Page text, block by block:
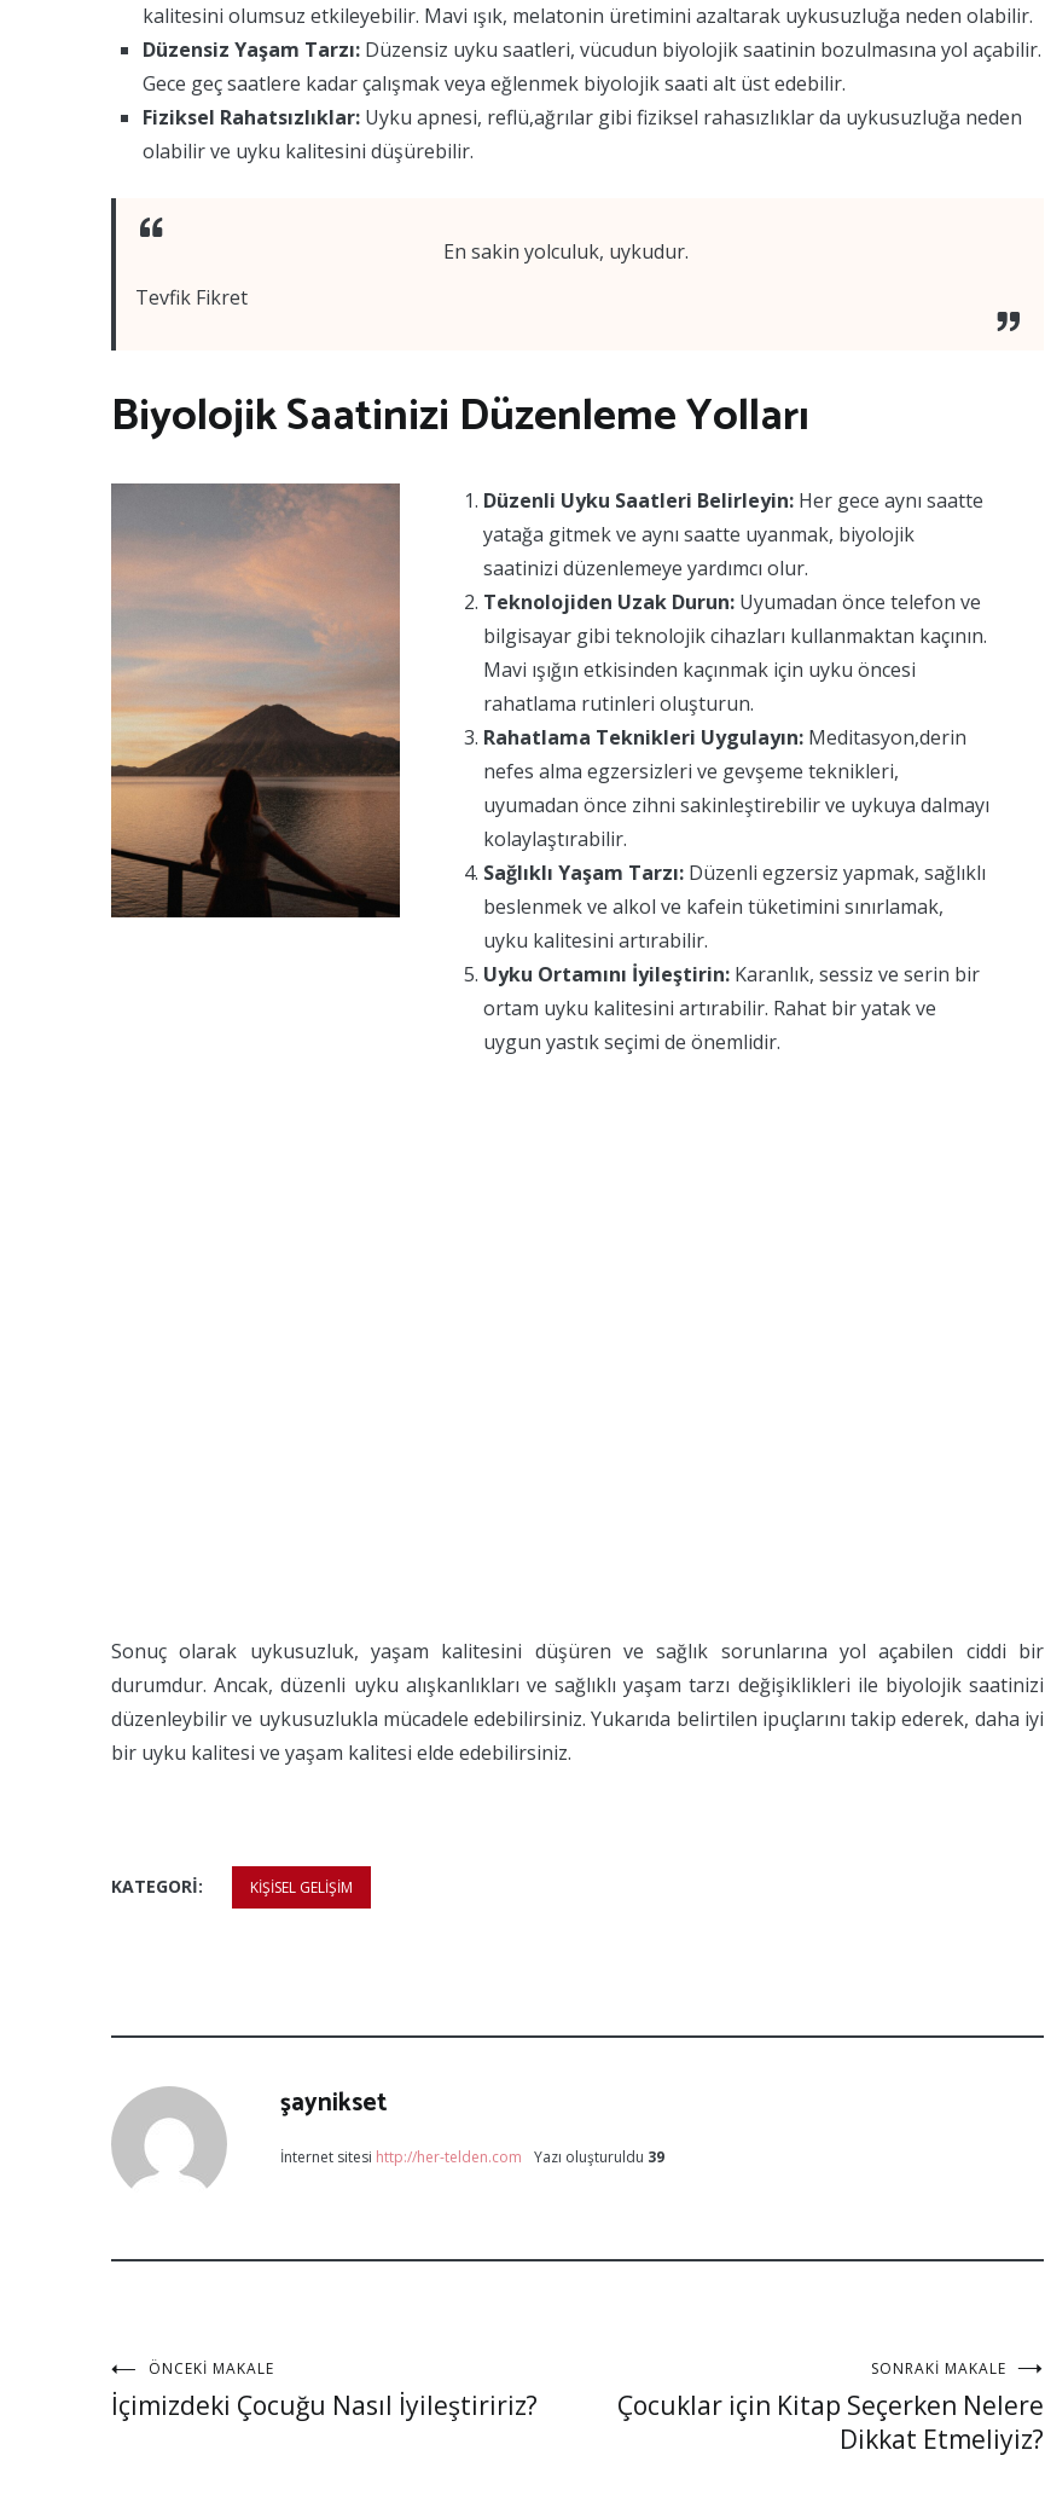
kalitesini olumsuz etkileyebilir. Mavi ışık, melatonin üretimini azaltarak uykusuzluğa neden olabilir.
Düzensiz Yaşam Tarzı:Düzensiz uyku saatleri, vücudun biyolojik saatinin bozulmasına yol açabilir.
Gece geç saatlere kadar çalışmak veya eğlenmek biyolojik saati alt üst edebilir.
Fiziksel Rahatsızlıklar:Uyku apnesi, reflü,ağrılar gibi fiziksel rahasızlıklar da uykusuzluğa neden
olabilir ve uyku kalitesini düşürebilir.
En sakin yolculuk, uykudur.
Tevfik Fikret
Biyolojik Saatinizi Düzenleme Yolları
Düzenli Uyku Saatleri Belirleyin: Her gece aynı saatte
yatağa gitmek ve aynı saatte uyanmak, biyolojik
saatinizi düzenlemeye yardımcı olur.
Teknolojiden Uzak Durun:Uyumadan önce telefon ve
bilgisayar gibi teknolojik cihazları kullanmaktan kaçının.
Mavi ışığın etkisinden kaçınmak için uyku öncesi
rahatlama rutinleri oluşturun.
Rahatlama Teknikleri Uygulayın:Meditasyon,derin
nefes alma egzersizleri ve gevşeme teknikleri,
uyumadan önce zihni sakinleştirebilir ve uykuya dalmayı
kolaylaştırabilir.
Sağlıklı Yaşam Tarzı: Düzenli egzersiz yapmak, sağlıklı
beslenmek ve alkol ve kafein tüketimini sınırlamak,
uyku kalitesini artırabilir.
Uyku Ortamını İyileştirin: Karanlık, sessiz ve serin bir
ortam uyku kalitesini artırabilir. Rahat bir yatak ve
uygun yastık seçimi de önemlidir.
Sonuç olarak uykusuzluk, yaşam kalitesini düşüren ve sağlık sorunlarına yol açabilen ciddi bir
durumdur. Ancak, düzenli uyku alışkanlıkları ve sağlıklı yaşam tarzı değişiklikleri ile biyolojik saatinizi
düzenleybilir ve uykusuzlukla mücadele edebilirsiniz. Yukarıda belirtilen ipuçlarını takip ederek, daha iyi
bir uyku kalitesi ve yaşam kalitesi elde edebilirsiniz.
KATEGORI: KIŞISEL GELIŞIM
şaynikset
İnternet sitesi http://her-telden.com Yazı oluşturuldu 39
ÖNCEKI MAKALE
İçimizdeki Çocuğu Nasıl İyileştiririz?
SONRAKI MAKALE
Çocuklar için Kitap Seçerken Nelere
Dikkat Etmeliyiz?